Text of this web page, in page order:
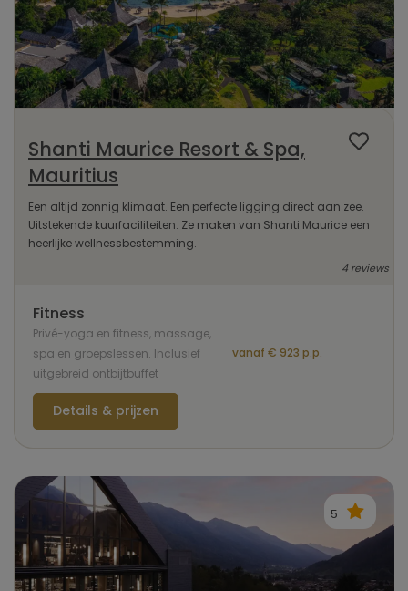
Shanti Maurice Resort & Spa,
Mauritius
Een altijd zonnig klimaat. Een perfecte ligging direct aan zee.
Uitstekende kuurfaciliteiten. Ze maken van Shanti Maurice een
heerlijke wellnessbestemming.
4 reviews
Fitness
Privé-yoga en fitness, massage,
spa en groepslessen. Inclusief
uitgebreid ontbijtbuffet
vanaf € 923 p.p.
Details & prijzen
5